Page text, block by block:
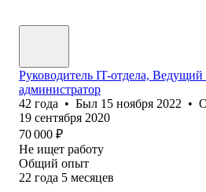
Руководитель IT-отдела,
администратор
42 года • Был 15 ноября 2022 •
19 сентября 2020
70 000 ₽
Не ищет работу
Общий опыт
22 года 5 месяцев